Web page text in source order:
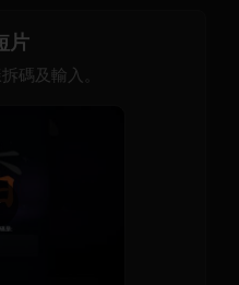
片
碼及輸入。